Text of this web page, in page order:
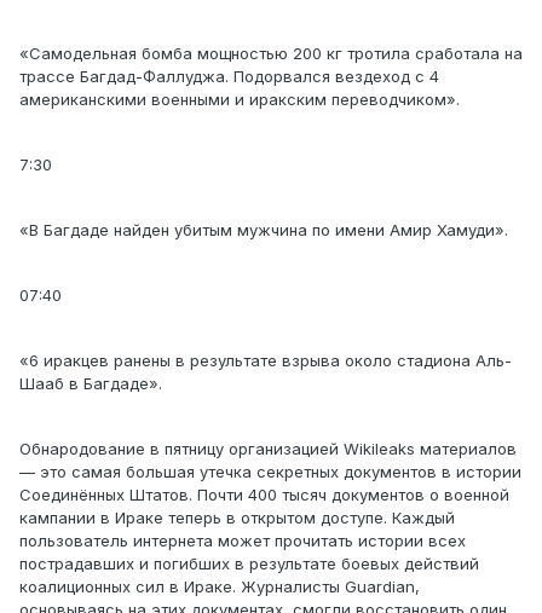
«Самодельная бомба мощностью 200 кг тротила сработала на
трассе Багдад-Фаллуджа. Подорвался вездеход с 4
американскими военными и иракским переводчиком».
7:30
«В Багдаде найден убитым мужчина по имени Амир Хамуди».
07:40
«6 иракцев ранены в результате взрыва около стадиона Аль-
Шааб в Багдаде».
Обнародование в пятницу организацией Wikileaks материалов
— это самая большая утечка секретных документов в истории
Соединённых Штатов. Почти 400 тысяч документов о военной
кампании в Ираке теперь в открытом доступе. Каждый
пользователь интернета может прочитать истории всех
пострадавших и погибших в результате боевых действий
коалиционных сил в Ираке. Журналисты Guardian,